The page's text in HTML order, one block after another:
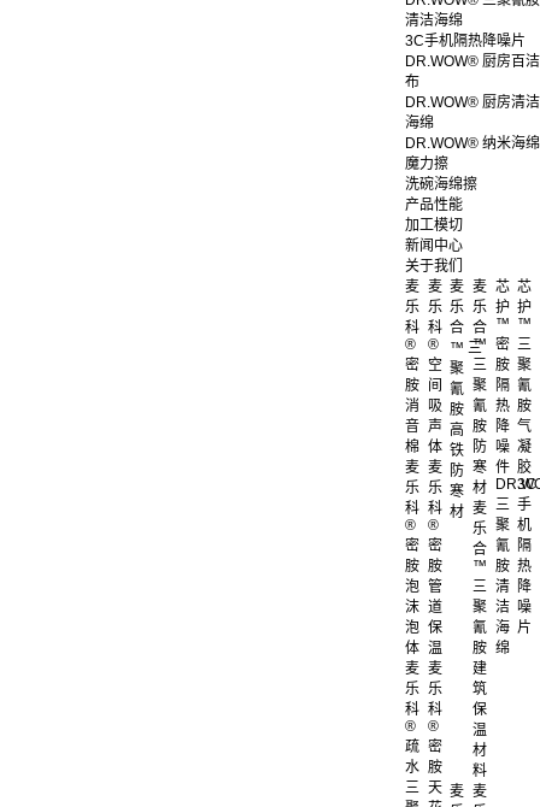
清洁海绵
3C手机隔热降噪片
DR.WOW® 厨房百洁
布
DR.WOW® 厨房清洁
海绵
DR.WOW® 纳米海绵
魔力擦
洗碗海绵擦
产品性能
加工模切
新闻中心
关于我们
麦
乐
科
®
密
胺
消
音
棉
麦
乐
科
®
空
间
吸
声
体
麦
乐
科
®
密
胺
泡
沫
泡
体
麦
乐
科
®
密
胺
管
道
保
温
麦
乐
科
®
疏
水
三
麦
乐
科
®
密
胺
天
麦
乐
合
™ 三
聚
氰
胺
高
铁
防
寒
材
麦
乐
合
™
三
聚
氰
胺
防
寒
材
麦
乐
合
™
三
聚
氰
胺
建
筑
保
温
材
料
麦 麦
芯
护
™
密
胺
隔
热
降
噪
件
芯
护
™
三
聚
氰
胺
气
凝
胶
三
聚
氰
胺
清
洁
海
绵
3C
手
机
隔
热
降
噪
片